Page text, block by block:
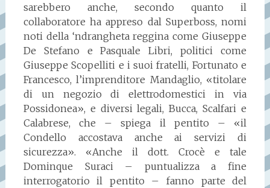
sarebbero anche, secondo quanto il
collaboratore ha appreso dal Superboss, nomi
noti della ‘ndrangheta reggina come Giuseppe
De Stefano e Pasquale Libri, politici come
Giuseppe Scopelliti e i suoi fratelli, Fortunato e
Francesco, l’imprenditore Mandaglio, «titolare
di un negozio di elettrodomestici in via
Possidonea», e diversi legali, Bucca, Scalfari e
Calabrese, che – spiega il pentito – «il
Condello accostava anche ai servizi di
sicurezza». «Anche il dott. Crocè e tale
Dominque Suraci – puntualizza a fine
interrogatorio il pentito – fanno parte del